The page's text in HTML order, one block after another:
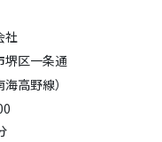
社
堺区一条通
高野線）